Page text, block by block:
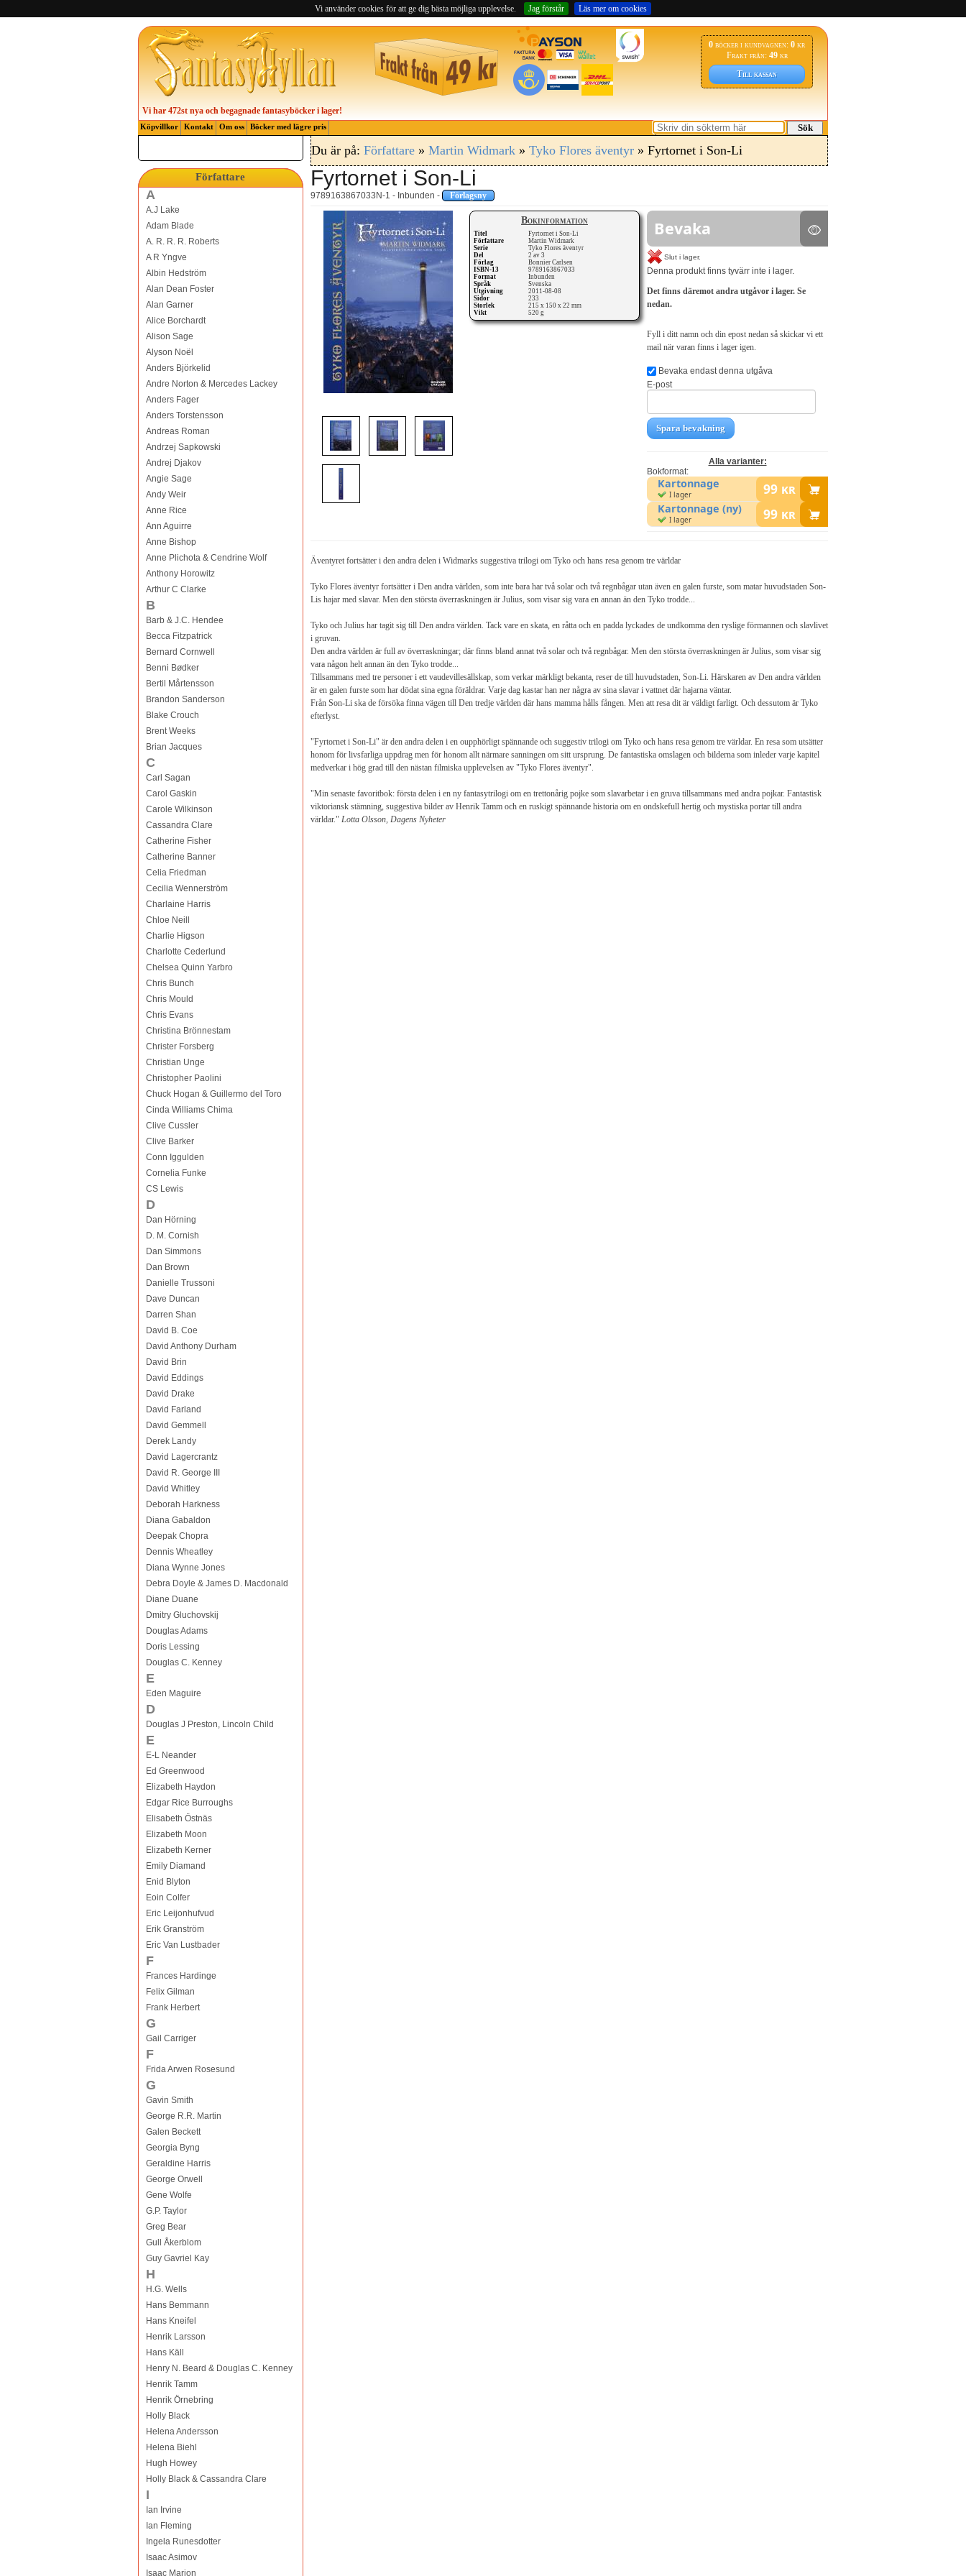
Vi använder cookies för att ge dig bästa möjliga upplevelse. Jag förstår Läs mer om cookies
0 böcker i kundvagnen:0kr
Frakt från: 49kr
Till kassan
Vi har 472st nya och begagnade fantasyböcker i lager!
Köpvillkor Kontakt Om oss Böcker med lägre pris Sök
Författare
A
A.J Lake
Adam Blade
A. R. R. R. Roberts
A R Yngve
Albin Hedström
Alan Dean Foster
Alan Garner
Alice Borchardt
Alison Sage
Alyson Noël
Anders Björkelid
Andre Norton & Mercedes Lackey
Anders Fager
Anders Torstensson
Andreas Roman
Andrzej Sapkowski
Andrej Djakov
Angie Sage
Andy Weir
Anne Rice
Ann Aguirre
Anne Bishop
Anne Plichota & Cendrine Wolf
Anthony Horowitz
Arthur C Clarke
B
Barb & J.C. Hendee
Becca Fitzpatrick
Bernard Cornwell
Benni Bødker
Bertil Mårtensson
Brandon Sanderson
Blake Crouch
Brent Weeks
Brian Jacques
C
Carl Sagan
Carol Gaskin
Carole Wilkinson
Cassandra Clare
Catherine Fisher
Catherine Banner
Celia Friedman
Cecilia Wennerström
Charlaine Harris
Chloe Neill
Charlie Higson
Charlotte Cederlund
Chelsea Quinn Yarbro
Chris Bunch
Chris Mould
Chris Evans
Christina Brönnestam
Christer Forsberg
Christian Unge
Christopher Paolini
Chuck Hogan & Guillermo del Toro
Cinda Williams Chima
Clive Cussler
Clive Barker
Conn Iggulden
Cornelia Funke
CS Lewis
D
Dan Hörning
D. M. Cornish
Dan Simmons
Dan Brown
Danielle Trussoni
Dave Duncan
Darren Shan
David B. Coe
David Anthony Durham
David Brin
David Eddings
David Drake
David Farland
David Gemmell
Derek Landy
David Lagercrantz
David R. George III
David Whitley
Deborah Harkness
Diana Gabaldon
Deepak Chopra
Dennis Wheatley
Diana Wynne Jones
Debra Doyle & James D. Macdonald
Diane Duane
Dmitry Gluchovskij
Douglas Adams
Doris Lessing
Douglas C. Kenney
E
Eden Maguire
D
Douglas J Preston, Lincoln Child
E
E-L Neander
Ed Greenwood
Elizabeth Haydon
Edgar Rice Burroughs
Elisabeth Östnäs
Elizabeth Moon
Elizabeth Kerner
Emily Diamand
Enid Blyton
Eoin Colfer
Eric Leijonhufvud
Erik Granström
Eric Van Lustbader
F
Frances Hardinge
Felix Gilman
Frank Herbert
G
Gail Carriger
F
Frida Arwen Rosesund
G
Gavin Smith
George R.R. Martin
Galen Beckett
Georgia Byng
Geraldine Harris
George Orwell
Gene Wolfe
G.P. Taylor
Greg Bear
Gull Åkerblom
Guy Gavriel Kay
H
H.G. Wells
Hans Bemmann
Hans Kneifel
Henrik Larsson
Hans Käll
Henry N. Beard & Douglas C. Kenney
Henrik Tamm
Henrik Örnebring
Holly Black
Helena Andersson
Helena Biehl
Hugh Howey
Holly Black & Cassandra Clare
I
Ian Irvine
Ian Fleming
Ingela Runesdotter
Isaac Asimov
Isaac Marion
Du är på: Författare» Martin Widmark» Tyko Flores äventyr» Fyrtornet i Son-Li
Fyrtornet i Son-Li
9789163867033N-1 - Inbunden - Förlagsny
Bokinformation
Titel
Fyrtornet i Son-Li
Författare
Martin Widmark
Serie
Tyko Flores äventyr
Del
2 av 3
Förlag
Bonnier Carlsen
ISBN-13
9789163867033
Format
Inbunden
Språk
Svenska
Utgivning
2011-08-08
Sidor
233
Storlek
215 x 150 x 22 mm
Vikt
520 g
Bevaka
Slut i lager.
Denna produkt finns tyvärr inte i lager.
Det finns däremot andra utgåvor i lager. Se
nedan.
Fyll i ditt namn och din epost nedan så skickar vi ett
mail när varan finns i lager igen.
Bevaka endast denna utgåva
E-post
Spara bevakning
Alla varianter:
Bokformat:
Kartonnage
I lager 99 kr
Kartonnage (ny)
I lager 99 kr
Äventyret fortsätter i den andra delen i Widmarks suggestiva trilogi om Tyko och hans resa genom tre världar
Tyko Flores äventyr fortsätter i Den andra världen, som inte bara har två solar och två regnbågar utan även en galen furste, som matar huvudstaden Son-
Lis hajar med slavar. Men den största överraskningen är Julius, som visar sig vara en annan än den Tyko trodde...
Tyko och Julius har tagit sig till Den andra världen. Tack vare en skata, en råtta och en padda lyckades de undkomma den ryslige förmannen och slavlivet
i gruvan.
Den andra världen är full av överraskningar; där finns bland annat två solar och två regnbågar. Men den största överraskningen är Julius, som visar sig
vara någon helt annan än den Tyko trodde...
Tillsammans med tre personer i ett vaudevillesällskap, som verkar märkligt bekanta, reser de till huvudstaden, Son-Li. Härskaren av Den andra världen
är en galen furste som har dödat sina egna föräldrar. Varje dag kastar han ner några av sina slavar i vattnet där hajarna väntar.
Från Son-Li ska de försöka finna vägen till Den tredje världen där hans mamma hålls fången. Men att resa dit är väldigt farligt. Och dessutom är Tyko
efterlyst.
"Fyrtornet i Son-Li" är den andra delen i en oupphörligt spännande och suggestiv trilogi om Tyko och hans resa genom tre världar. En resa som utsätter
honom för livsfarliga uppdrag men för honom allt närmare sanningen om sitt ursprung. De fantastiska omslagen och bilderna som inleder varje kapitel
medverkar i hög grad till den nästan filmiska upplevelsen av "Tyko Flores äventyr".
"Min senaste favoritbok: första delen i en ny fantasytrilogi om en trettonårig pojke som slavarbetar i en gruva tillsammans med andra pojkar. Fantastisk
viktoriansk stämning, suggestiva bilder av Henrik Tamm och en ruskigt spännande historia om en ondskefull hertig och mystiska portar till andra
världar." Lotta Olsson, Dagens Nyheter